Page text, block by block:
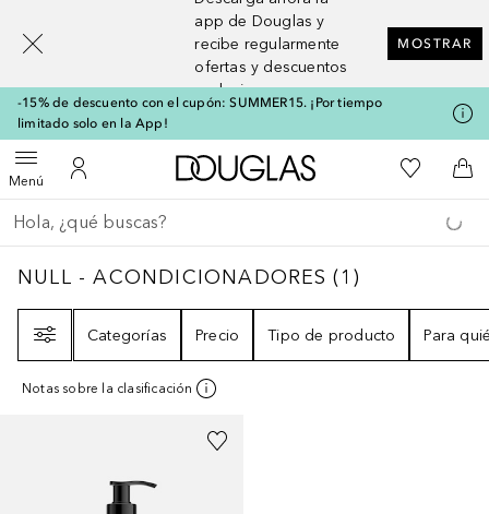
app de Douglas y
recibe regularmente
ofertas y descuentos
exclusivos
MOSTRAR
-15% de descuento con el cupón: SUMMER15. ¡Por tiempo
limitado solo en la App!
MenúAbrir menúMi cuenta
A Douglas HomeMi lista de
A
Regresar
Ejecutar búsqueda
NULL - ACONDICIONADORES 1
NULL - ACONDICIONADORES (1 )
Categorías
Precio Tipo de producto Para
Notas sobre la clasificación
[navigation.slideout.screenreader]